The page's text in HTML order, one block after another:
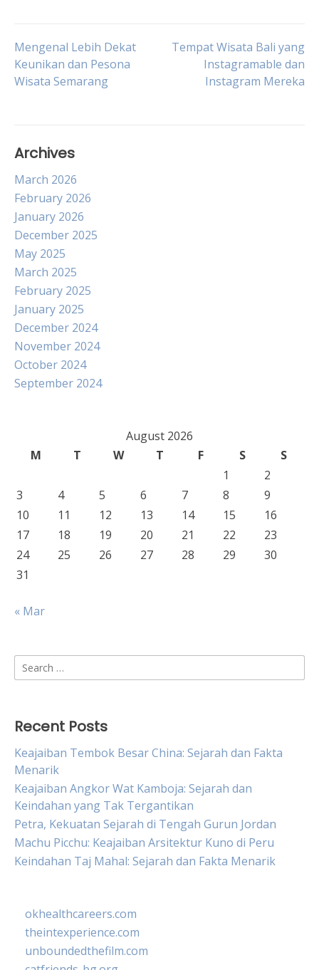
Post
navigation
Mengenal Lebih Dekat
Keunikan dan Pesona
Wisata Semarang
Tempat Wisata Bali yang
Instagramable dan
Instagram Mereka
Archives
March 2026
February 2026
January 2026
December 2025
May 2025
March 2025
February 2025
January 2025
December 2024
November 2024
October 2024
September 2024
August 2026
M
T W T F S
S
1
2
3
4 5 6 7 8
9
10
11 12 13 14 15
16
17
18 19 20 21 22
23
24
25 26 27 28 29
30
31
« Mar
Search
for:
Recent Posts
Keajaiban Tembok Besar China: Sejarah dan Fakta
Menarik
Keajaiban Angkor Wat Kamboja: Sejarah dan
Keindahan yang Tak Tergantikan
Petra, Kekuatan Sejarah di Tengah Gurun Jordan
Machu Picchu: Keajaiban Arsitektur Kuno di Peru
Keindahan Taj Mahal: Sejarah dan Fakta Menarik
okhealthcareers.com
theintexperience.com
unboundedthefilm.com